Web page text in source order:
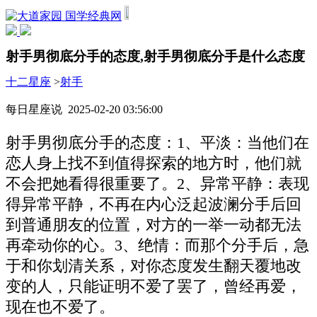
国学经典网
射手男彻底分手的态度,射手男彻底分手是什么态度
十二星座 >射手
每日星座说 2025-02-20 03:56:00
射手男彻底分手的态度：1、平淡：当他们在
恋人身上找不到值得探索的地方时，他们就
不会把她看得很重要了。2、异常平静：表现
得异常平静，不再在内心泛起波澜分手后回
到普通朋友的位置，对方的一举一动都无法
再牵动你的心。3、绝情：而那个分手后，急
于和你划清关系，对你态度发生翻天覆地改
变的人，只能证明不爱了罢了，曾经再爱，
现在也不爱了。